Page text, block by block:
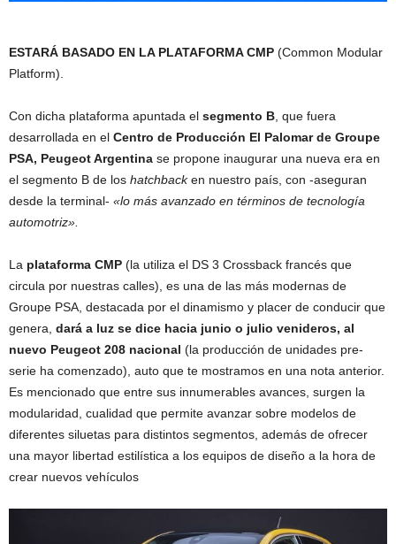
ESTARÁ BASADO EN LA PLATAFORMA CMP (Common Modular
Platform).
Con dicha plataforma apuntada el segmento B , que fuera
desarrollada en el Centro de Producción El Palomar de Groupe
PSA, Peugeot Argentina se propone inaugurar una nueva era en
el segmento B de los hatchbacken nuestro país, con -aseguran
desde la terminal- «lo más avanzado en términos de tecnología
automotriz».
La plataforma CMP (la utiliza el DS 3 Crossback francés que
circula por nuestras calles), es una de las más modernas de
Groupe PSA, destacada por el dinamismo y placer de conducir que
genera, dará a luz se dice hacia junio o julio venideros, al
nuevo Peugeot 208 nacional (la producción de unidades pre-
serie ha comenzado), auto que te mostramos en una nota anterior.
Es mencionado que entre sus innumerables avances, surgen la
modularidad, cualidad que permite avanzar sobre modelos de
diferentes siluetas para distintos segmentos, además de ofrecer
una mayor libertad estilística a los equipos de diseño a la hora de
crear nuevos vehículos